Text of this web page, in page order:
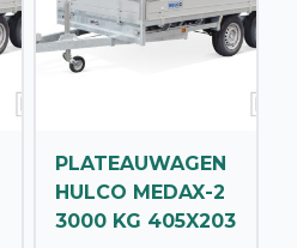
PLATEAUWAGEN
HULCO MEDAX-2
3000 KG 405X203